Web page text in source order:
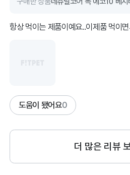
항상 먹이는 제품이예요..이제품 먹이
도움이 됐어요0
더 많은 리뷰